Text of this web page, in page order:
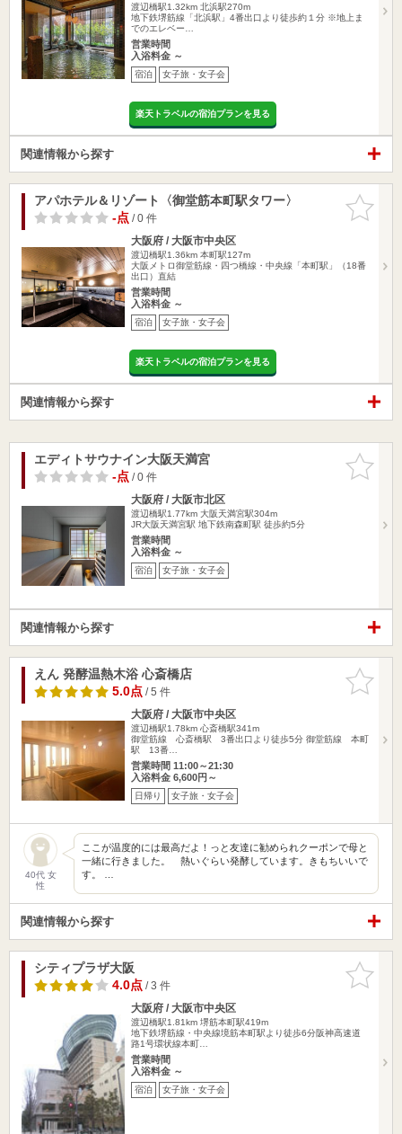
渡辺橋駅1.32km 北浜駅270m
地下鉄堺筋線「北浜駅」4番出口より徒歩約１分 ※地上ま
でのエレベー…
営業時間
入浴料金 ～
宿泊 女子旅・女子会
楽天トラベルの宿泊プランを見る
関連情報から探す
お気に入
りに追加
アパホテル＆リゾート〈御堂筋本町駅タワー〉
-点/ 0 件
大阪府 / 大阪市中央区
渡辺橋駅1.36km 本町駅127m
大阪メトロ御堂筋線・四つ橋線・中央線「本町駅」（18番
出口）直結
営業時間
入浴料金 ～
宿泊 女子旅・女子会
楽天トラベルの宿泊プランを見る
関連情報から探す
お気に入
りに追加
エディトサウナイン大阪天満宮
-点/ 0 件
大阪府 / 大阪市北区
渡辺橋駅1.77km 大阪天満宮駅304m
JR大阪天満宮駅 地下鉄南森町駅 徒歩約5分
営業時間
入浴料金 ～
宿泊 女子旅・女子会
関連情報から探す
お気に入
りに追加
えん 発酵温熱木浴 心斎橋店
5.0点/ 5 件
大阪府 / 大阪市中央区
渡辺橋駅1.78km 心斎橋駅341m
御堂筋線 心斎橋駅 3番出口より徒歩5分 御堂筋線 本町
駅 13番…
営業時間 11:00～21:30
入浴料金 6,600円～
日帰り 女子旅・女子会
40代 女
性
ここが温度的には最高だよ！っと友達に勧められクーポンで母と
一緒に行きました。 熱いぐらい発酵しています。きもちいいで
す。 …
関連情報から探す
お気に入
りに追加
シティプラザ大阪
4.0点/ 3 件
大阪府 / 大阪市中央区
渡辺橋駅1.81km 堺筋本町駅419m
地下鉄堺筋線・中央線境筋本町駅より徒歩6分阪神高速道
路1号環状線本町…
営業時間
入浴料金 ～
宿泊 女子旅・女子会